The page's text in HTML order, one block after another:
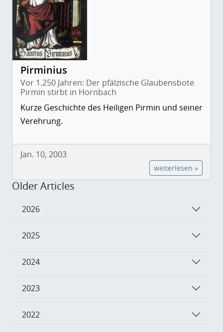
Pirminius
Vor 1.250 Jahren: Der pfälzische Glaubensbote
Pirmin stirbt in Hornbach
Kurze Geschichte des Heiligen Pirmin und seiner
Verehrung.
Jan. 10, 2003
weiterlesen »
Older Articles
2026
2025
2024
2023
2022